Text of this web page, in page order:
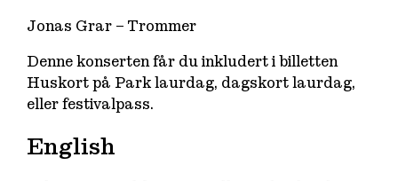
Jonas Grar – Trommer
Denne konserten får du inkludert i billetten
Huskort på Park laurdag, dagskort laurdag,
eller festivalpass.
English